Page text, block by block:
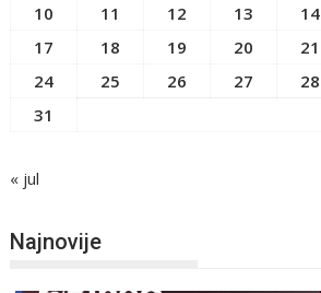
10
11 12 13 14
17
18 19 20 21
24
25 26 27 28
31
« jul
Najnovije